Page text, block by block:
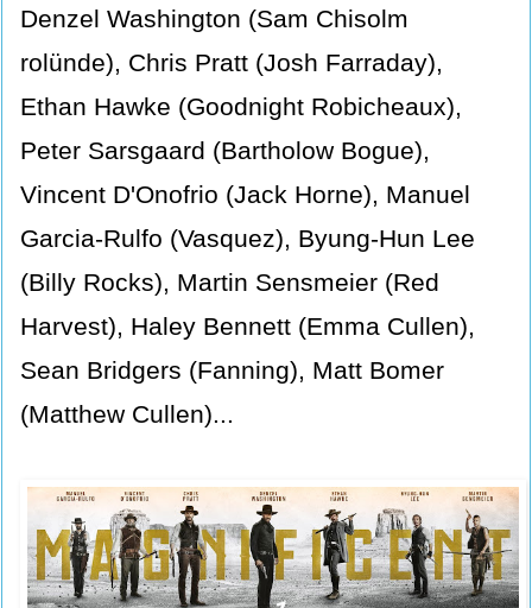
Denzel Washington (Sam Chisolm
rolünde), Chris Pratt (Josh Farraday),
Ethan Hawke (Goodnight Robicheaux),
Peter Sarsgaard (Bartholow Bogue),
Vincent D'Onofrio (Jack Horne), Manuel
Garcia-Rulfo (Vasquez), Byung-Hun Lee
(Billy Rocks), Martin Sensmeier (Red
Harvest), Haley Bennett (Emma Cullen),
Sean Bridgers (Fanning), Matt Bomer
(Matthew Cullen)...